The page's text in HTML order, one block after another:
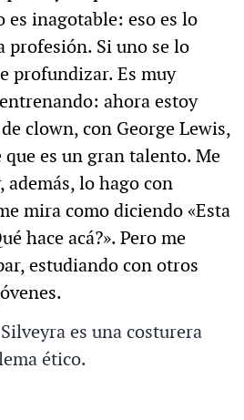
inagotable: eso es lo
profesión. Si uno se lo
profundizar. Es muy
ahora estoy
clown, con George Lewis,
es un gran talento. Me
lo hago con
mira como diciendo «Esta
hace acá?». Pero me
estudiando con otros
es una costurera
ético.